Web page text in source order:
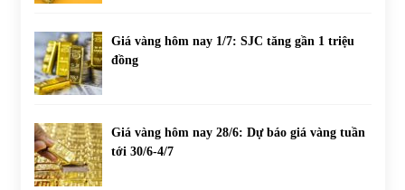
Giá vàng hôm nay 1/7: SJC tăng gần 1 triệu
đồng
Giá vàng hôm nay 28/6: Dự báo giá vàng tuần
tới 30/6-4/7